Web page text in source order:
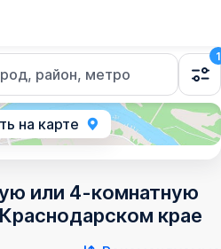
район, метро
1
на карте
или 4-комнатную
крае